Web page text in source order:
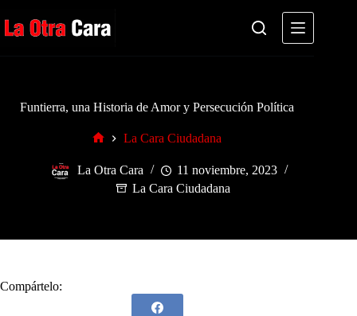
al
contenido
Funtierra, una Historia de Amor y Persecución Política
La Cara Ciudadana
La Otra Cara
11 noviembre, 2023
La Cara Ciudadana
Compártelo: